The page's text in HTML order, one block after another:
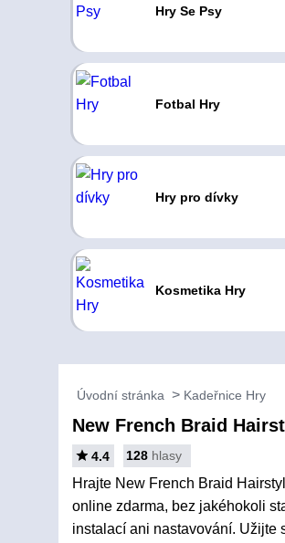
Hry Se Psy
Fotbal Hry
Hry pro dívky
Kosmetika Hry
Úvodní stránka Kadeřnice Hry
New French Braid
4.4 128 hlasy
Hrajte New French Braid
online zdarma, bez jakéhokoli
instalací ani nastavování. Užijte